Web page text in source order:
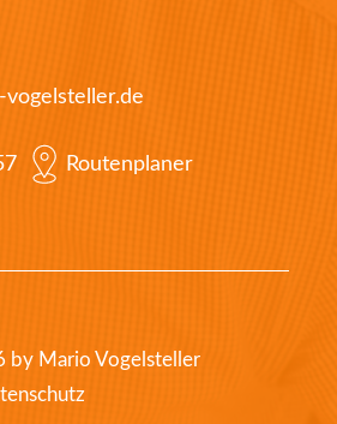
vogelsteller.de
Routenplaner
by Mario Vogelsteller